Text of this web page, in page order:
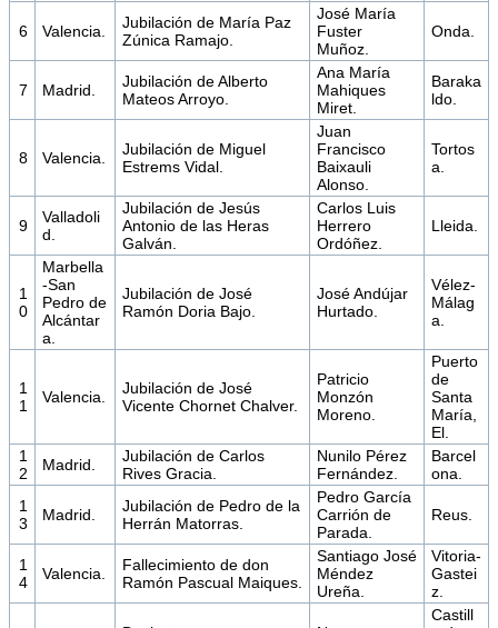
6 Valencia.
Jubilación de María Paz
Zúnica Ramajo.
José María
Fuster
Muñoz.
Onda.
7 Madrid.
Jubilación de Alberto
Mateos Arroyo.
Ana María
Mahiques
Miret.
Baraka
ldo.
8 Valencia.
Jubilación de Miguel
Estrems Vidal.
Juan
Francisco
Baixauli
Alonso.
Tortos
a.
9
Valladoli
d.
Jubilación de Jesús
Antonio de las Heras
Galván.
Carlos Luis
Herrero
Ordóñez.
Lleida.
1
0
Marbella
-San
Pedro de
Alcántar
a.
Jubilación de José
Ramón Doria Bajo.
José Andújar
Hurtado.
Vélez-
Málag
a.
1
1
Valencia.
Jubilación de José
Vicente Chornet Chalver.
Patricio
Monzón
Moreno.
Puerto
de
Santa
María,
El.
1
2
Madrid.
Jubilación de Carlos
Rives Gracia.
Nunilo Pérez
Fernández.
Barcel
ona.
1
3
Madrid.
Jubilación de Pedro de la
Herrán Matorras.
Pedro García
Carrión de
Parada.
Reus.
1
4
Valencia.
Fallecimiento de don
Ramón Pascual Maiques.
Santiago José
Méndez
Ureña.
Vitoria-
Gastei
z.
Castill